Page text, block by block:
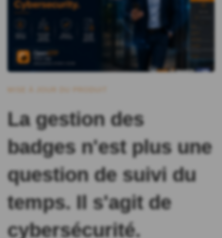
La gestion des
badges n'est plus une
question de suivi du
temps. Il s'agit de
cybersécurité.